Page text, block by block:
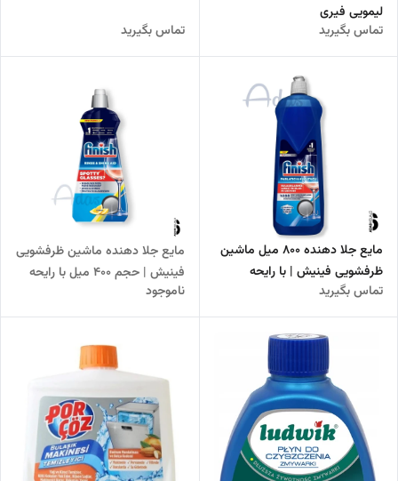
لیمویی فیری
تماس بگیرید
تماس بگیرید
مایع جلا دهنده 800 میل ماشین
ظرفشویی فینیش | با رایحه
کلاسیک تولید 2025
تماس بگیرید
مایع جلا دهنده ماشین ظرفشویی
فینیش | حجم 400 میل با رایحه
لیمویی
ناموجود